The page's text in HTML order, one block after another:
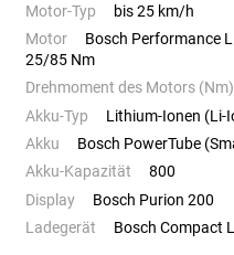
Motor-Typ
bis 25 km/h
Motor
Bosch Performance
25/85 Nm
Drehmoment des Motors (Nm)
Akku-Typ
Lithium-Ionen (Li-
Akku
Bosch PowerTube
Akku-Kapazität
800
Display
Bosch Purion 200
Ladegerät
Bosch Compact